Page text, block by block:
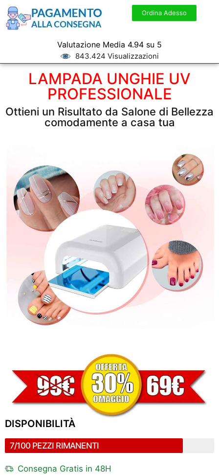
Ordina Adesso
Valutazione Media 4.94 su 5
843.424 Visualizzazioni
LAMPADA UNGHIE UV
PROFESSIONALE
Ottieni un Risultato da Salone di Bellezza
comodamente a casa tua
DISPONIBILITÀ
7/100 PEZZI RIMANENTI
Consegna Gratis in 48H